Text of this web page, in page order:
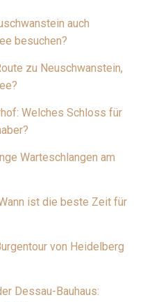
auch
besuchen?
zu Neuschwanstein,
Welches Schloss für
Warteschlangen am
ist die beste Zeit für
von Heidelberg
Dessau-Bauhaus: